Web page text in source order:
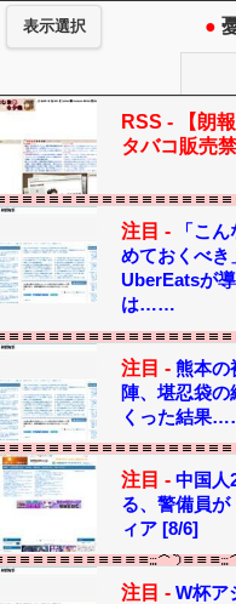
表示選択 ●
RSS -
【朗
タバコ販売
注目 -
「こ
めておくべき
UberEatsが
は……
注目 - 熊本の
陣、堪忍袋
くった結果
注目 - 中国人
る、警備員
ィア [8/6]
注目 - W杯ア